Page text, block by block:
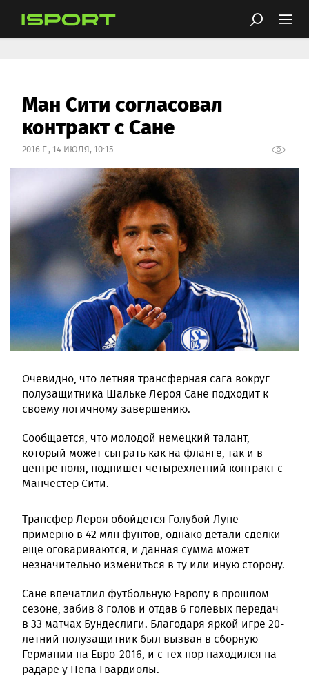
Ман Сити согласовал
контракт с Сане
2016 Г., 14 ИЮЛЯ, 10:15
Очевидно, что летняя трансферная сага вокруг
полузащитника Шальке Лероя Сане подходит к
своему логичному завершению.
Сообщается, что молодой немецкий талант,
который может сыграть как на фланге, так и в
центре поля, подпишет четырехлетний контракт с
Манчестер Сити.
Трансфер Лероя обойдется Голубой Луне
примерно в 42 млн фунтов, однако детали сделки
еще оговариваются, и данная сумма может
незначительно измениться в ту или иную сторону.
Сане впечатлил футбольную Европу в прошлом
сезоне, забив 8 голов и отдав 6 голевых передач
в 33 матчах Бундеслиги. Благодаря яркой игре 20-
летний полузащитник был вызван в сборную
Германии на Евро-2016, и с тех пор находился на
радаре у Пепа Гвардиолы.